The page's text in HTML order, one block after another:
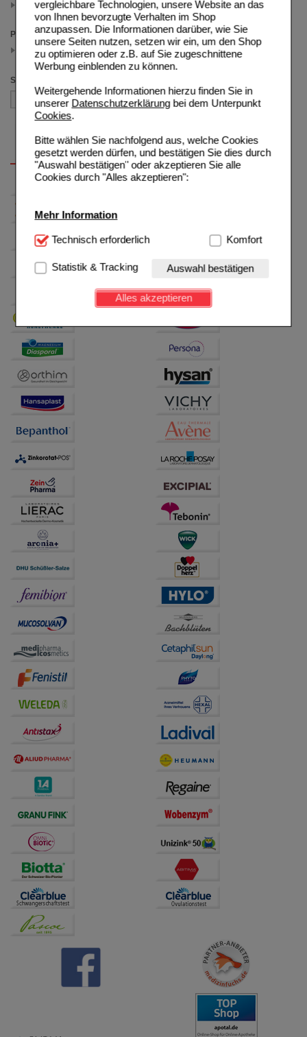
vergleichbare Technologien, unsere Website an das
von Ihnen bevorzugte Verhalten im Shop
anzupassen. Die Informationen darüber, wie Sie
unsere Seiten nutzen, setzen wir ein, um den Shop
zu optimieren oder z.B. auf Sie zugeschnittene
Werbung einblenden zu können.
Weitergehende Informationen hierzu finden Sie in
unserer Datenschutzerklärungbei dem Unterpunkt
Cookies.
Bitte wählen Sie nachfolgend aus, welche Cookies
gesetzt werden dürfen, und bestätigen Sie dies durch
"Auswahl bestätigen" oder akzeptieren Sie alle
Cookies durch "Alles akzeptieren":
Mehr Information
Technisch Notwendig:Hierbei handelt es sich um
Website notwendig sind (z.B. Navigation, Warenkorb,
Kundenkonto), weshalb auf diese nicht verzichtet
werden kann.
Einkaufserlebnis noch ansprechender zu gestalten,
beispielsweise für die Wiedererkennung des
Besuchers oder unsere Seite an bevorzugte
anzupassen. Komfort-Cookies ermöglichen es uns
auch auf Ihre Bedürfnisse zugeschrittene Inhalte
anzuzeigen und unser Partnerprogramm zu
betreiben.
Statistik & Tracking:
Hierüber lassen sich
Informationen über die Art und Weise der Nutzung
unserer Website sammeln, mit deren Hilfe wir unsere
auf unserer Website aber auch die Werbung auf
Bitte beachten Sie, dass Daten hierfür teilweise an
Dritte wie z.B. Google oder soziale Medien
übertragen werden.
Technisch erforderlich Komfort
Statistik & Tracking Auswahl bestätigen
Alles akzeptieren
120 St
(auswahl entfernen)
Preis
0.75 - 24.99
(auswahl entfernen)
Sortieren nach